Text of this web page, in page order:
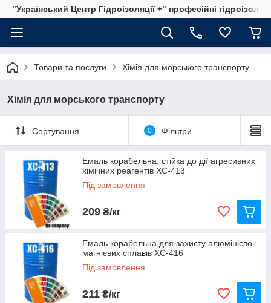
"Український Центр Гідроізоляції +" професійні
Товари та послуги Хімія для морського транспорту
Хімія для морського транспорту
Сортування 0 Фільтри
Емаль корабельна, стійка до дії агресивних
хімічних реагентів ХС-413
Під замовлення
209 ₴/кг
Емаль корабельна для захисту алюмінієво-
магнієвих сплавів ХС-416
Під замовлення
211 ₴/кг